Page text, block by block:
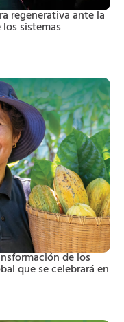
regenerativa ante la
sistemas
de los
que se celebrará en